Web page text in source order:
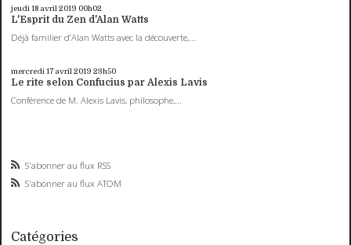
jeudi 18 avril 2019 00h02
L'Esprit du Zen d'Alan Watts
Déjà familier d’Alan Watts avec la découverte,...
mercredi 17 avril 2019 23h50
Le rite selon Confucius par Alexis Lavis
Conférence de M. Alexis Lavis, philosophe,...
S'abonner au flux RSS
S'abonner au flux ATOM
Catégories